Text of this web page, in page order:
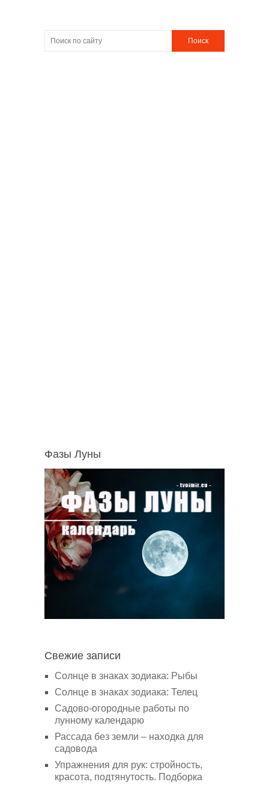
Фазы Луны
Свежие записи
Солнце в знаках зодиака: Рыбы
Солнце в знаках зодиака: Телец
Садово-огородные работы по
лунному календарю
Рассада без земли – находка для
садовода
Упражнения для рук: стройность,
красота, подтянутость. Подборка